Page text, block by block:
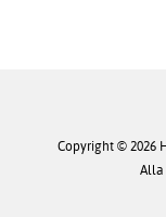
Copyright © 2026
Alla